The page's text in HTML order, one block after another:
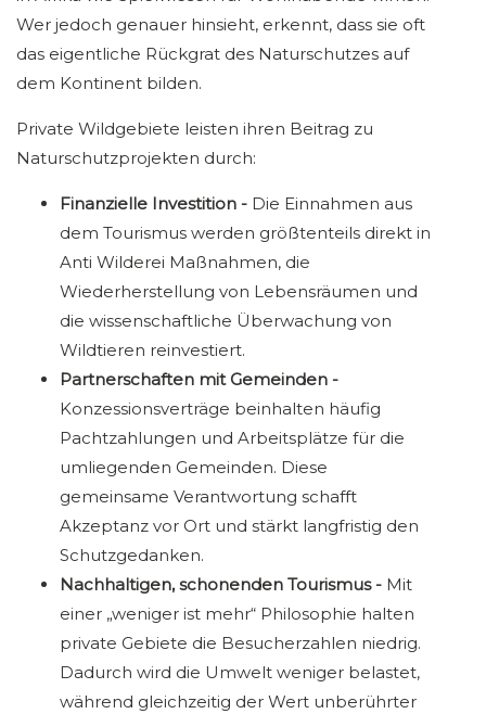
Wer jedoch genauer hinsieht, erkennt, dass sie oft
das eigentliche Rückgrat des Naturschutzes auf
dem Kontinent bilden.
Private Wildgebiete leisten ihren Beitrag zu
Naturschutzprojekten durch:
Finanzielle Investition - Die Einnahmen aus
dem Tourismus werden größtenteils direkt in
Anti Wilderei Maßnahmen, die
Wiederherstellung von Lebensräumen und
die wissenschaftliche Überwachung von
Wildtieren reinvestiert.
Partnerschaften mit Gemeinden -
Konzessionsverträge beinhalten häufig
Pachtzahlungen und Arbeitsplätze für die
umliegenden Gemeinden. Diese
gemeinsame Verantwortung schafft
Akzeptanz vor Ort und stärkt langfristig den
Schutzgedanken.
Nachhaltigen, schonenden Tourismus - Mit
einer „weniger ist mehr“ Philosophie halten
private Gebiete die Besucherzahlen niedrig.
Dadurch wird die Umwelt weniger belastet,
während gleichzeitig der Wert unberührter